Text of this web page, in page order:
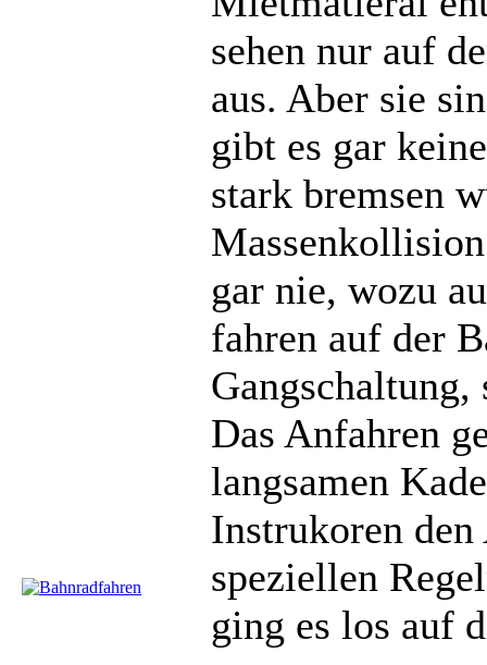
sehen nur auf
aus. Aber sie
gibt es gar
stark bremsen
gar nie, wozu
fahren auf der
Das Anfahren
langsamen
Instrukoren
speziellen
ging es los auf